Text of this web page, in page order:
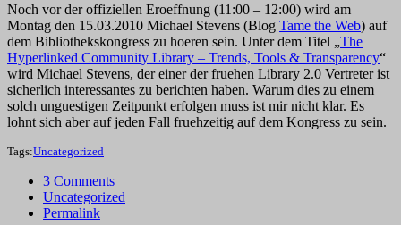
Noch vor der offiziellen Eroeffnung (11:00 – 12:00) wird am
Montag den 15.03.2010 Michael Stevens (Blog Tame the Web) auf
dem Bibliothekskongress zu hoeren sein. Unter dem Titel „The
Hyperlinked Community Library – Trends, Tools & Transparency“
wird Michael Stevens, der einer der fruehen Library 2.0 Vertreter ist
sicherlich interessantes zu berichten haben. Warum dies zu einem
solch unguestigen Zeitpunkt erfolgen muss ist mir nicht klar. Es
lohnt sich aber auf jeden Fall fruehzeitig auf dem Kongress zu sein.
Tags:Uncategorized
3 Comments
Uncategorized
Permalink